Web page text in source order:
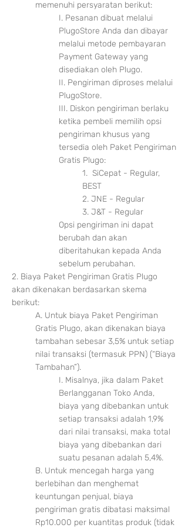
memenuhi persyaratan berikut:
I. Pesanan dibuat melalui
PlugoStore Anda dan dibayar
melalui metode pembayaran
Payment Gateway yang
disediakan oleh Plugo.
II. Pengiriman diproses melalui
PlugoStore.
III. Diskon pengiriman berlaku
ketika pembeli memilih opsi
pengiriman khusus yang
tersedia oleh Paket Pengiriman
Gratis Plugo:
1. SiCepat - Regular,
BEST
2. JNE - Regular
3. J&T - Regular
Opsi pengiriman ini dapat
berubah dan akan
diberitahukan kepada Anda
sebelum perubahan.
2. Biaya Paket Pengiriman Gratis Plugo
akan dikenakan berdasarkan skema
berikut:
A. Untuk biaya Paket Pengiriman
Gratis Plugo, akan dikenakan biaya
tambahan sebesar 3,5% untuk setiap
nilai transaksi (termasuk PPN) (“Biaya
Tambahan”).
I. Misalnya, jika dalam Paket
Berlangganan Toko Anda,
biaya yang dibebankan untuk
setiap transaksi adalah 1,9%
dari nilai transaksi, maka total
biaya yang dibebankan dari
suatu pesanan adalah 5,4%.
B. Untuk mencegah harga yang
berlebihan dan menghemat
keuntungan penjual, biaya
pengiriman gratis dibatasi maksimal
Rp10.000 per kuantitas produk (tidak